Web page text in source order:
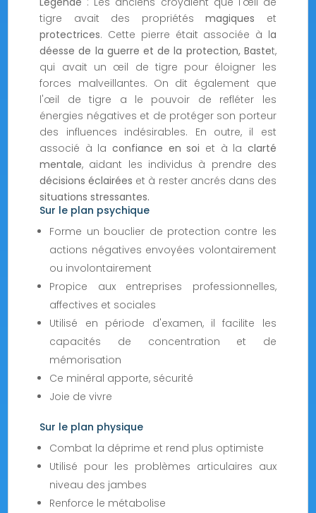
tigre avait des propriétés magiques et
protectrices. Cette pierre était associée à la
déesse de la guerre et de la protection, Bastet,
qui avait un œil de tigre pour éloigner les
forces malveillantes. On dit également que
l'œil de tigre a le pouvoir de refléter les
énergies négatives et de protéger son porteur
des influences indésirables. En outre, il est
associé à la confiance en soi et à la clarté
mentale, aidant les individus à prendre des
décisions éclairées et à rester ancrés dans des
situations stressantes.
Sur le plan psychique
Forme un bouclier de protection contre les
actions négatives envoyées volontairement
ou involontairement
Propice aux entreprises professionnelles,
affectives et sociales
Utilisé en période d'examen, il facilite les
capacités de concentration et de
mémorisation
Ce minéral apporte, sécurité
Joie de vivre
Sur le plan physique
Combat la déprime et rend plus optimiste
Utilisé pour les problèmes articulaires aux
niveau des jambes
Renforce le métabolise